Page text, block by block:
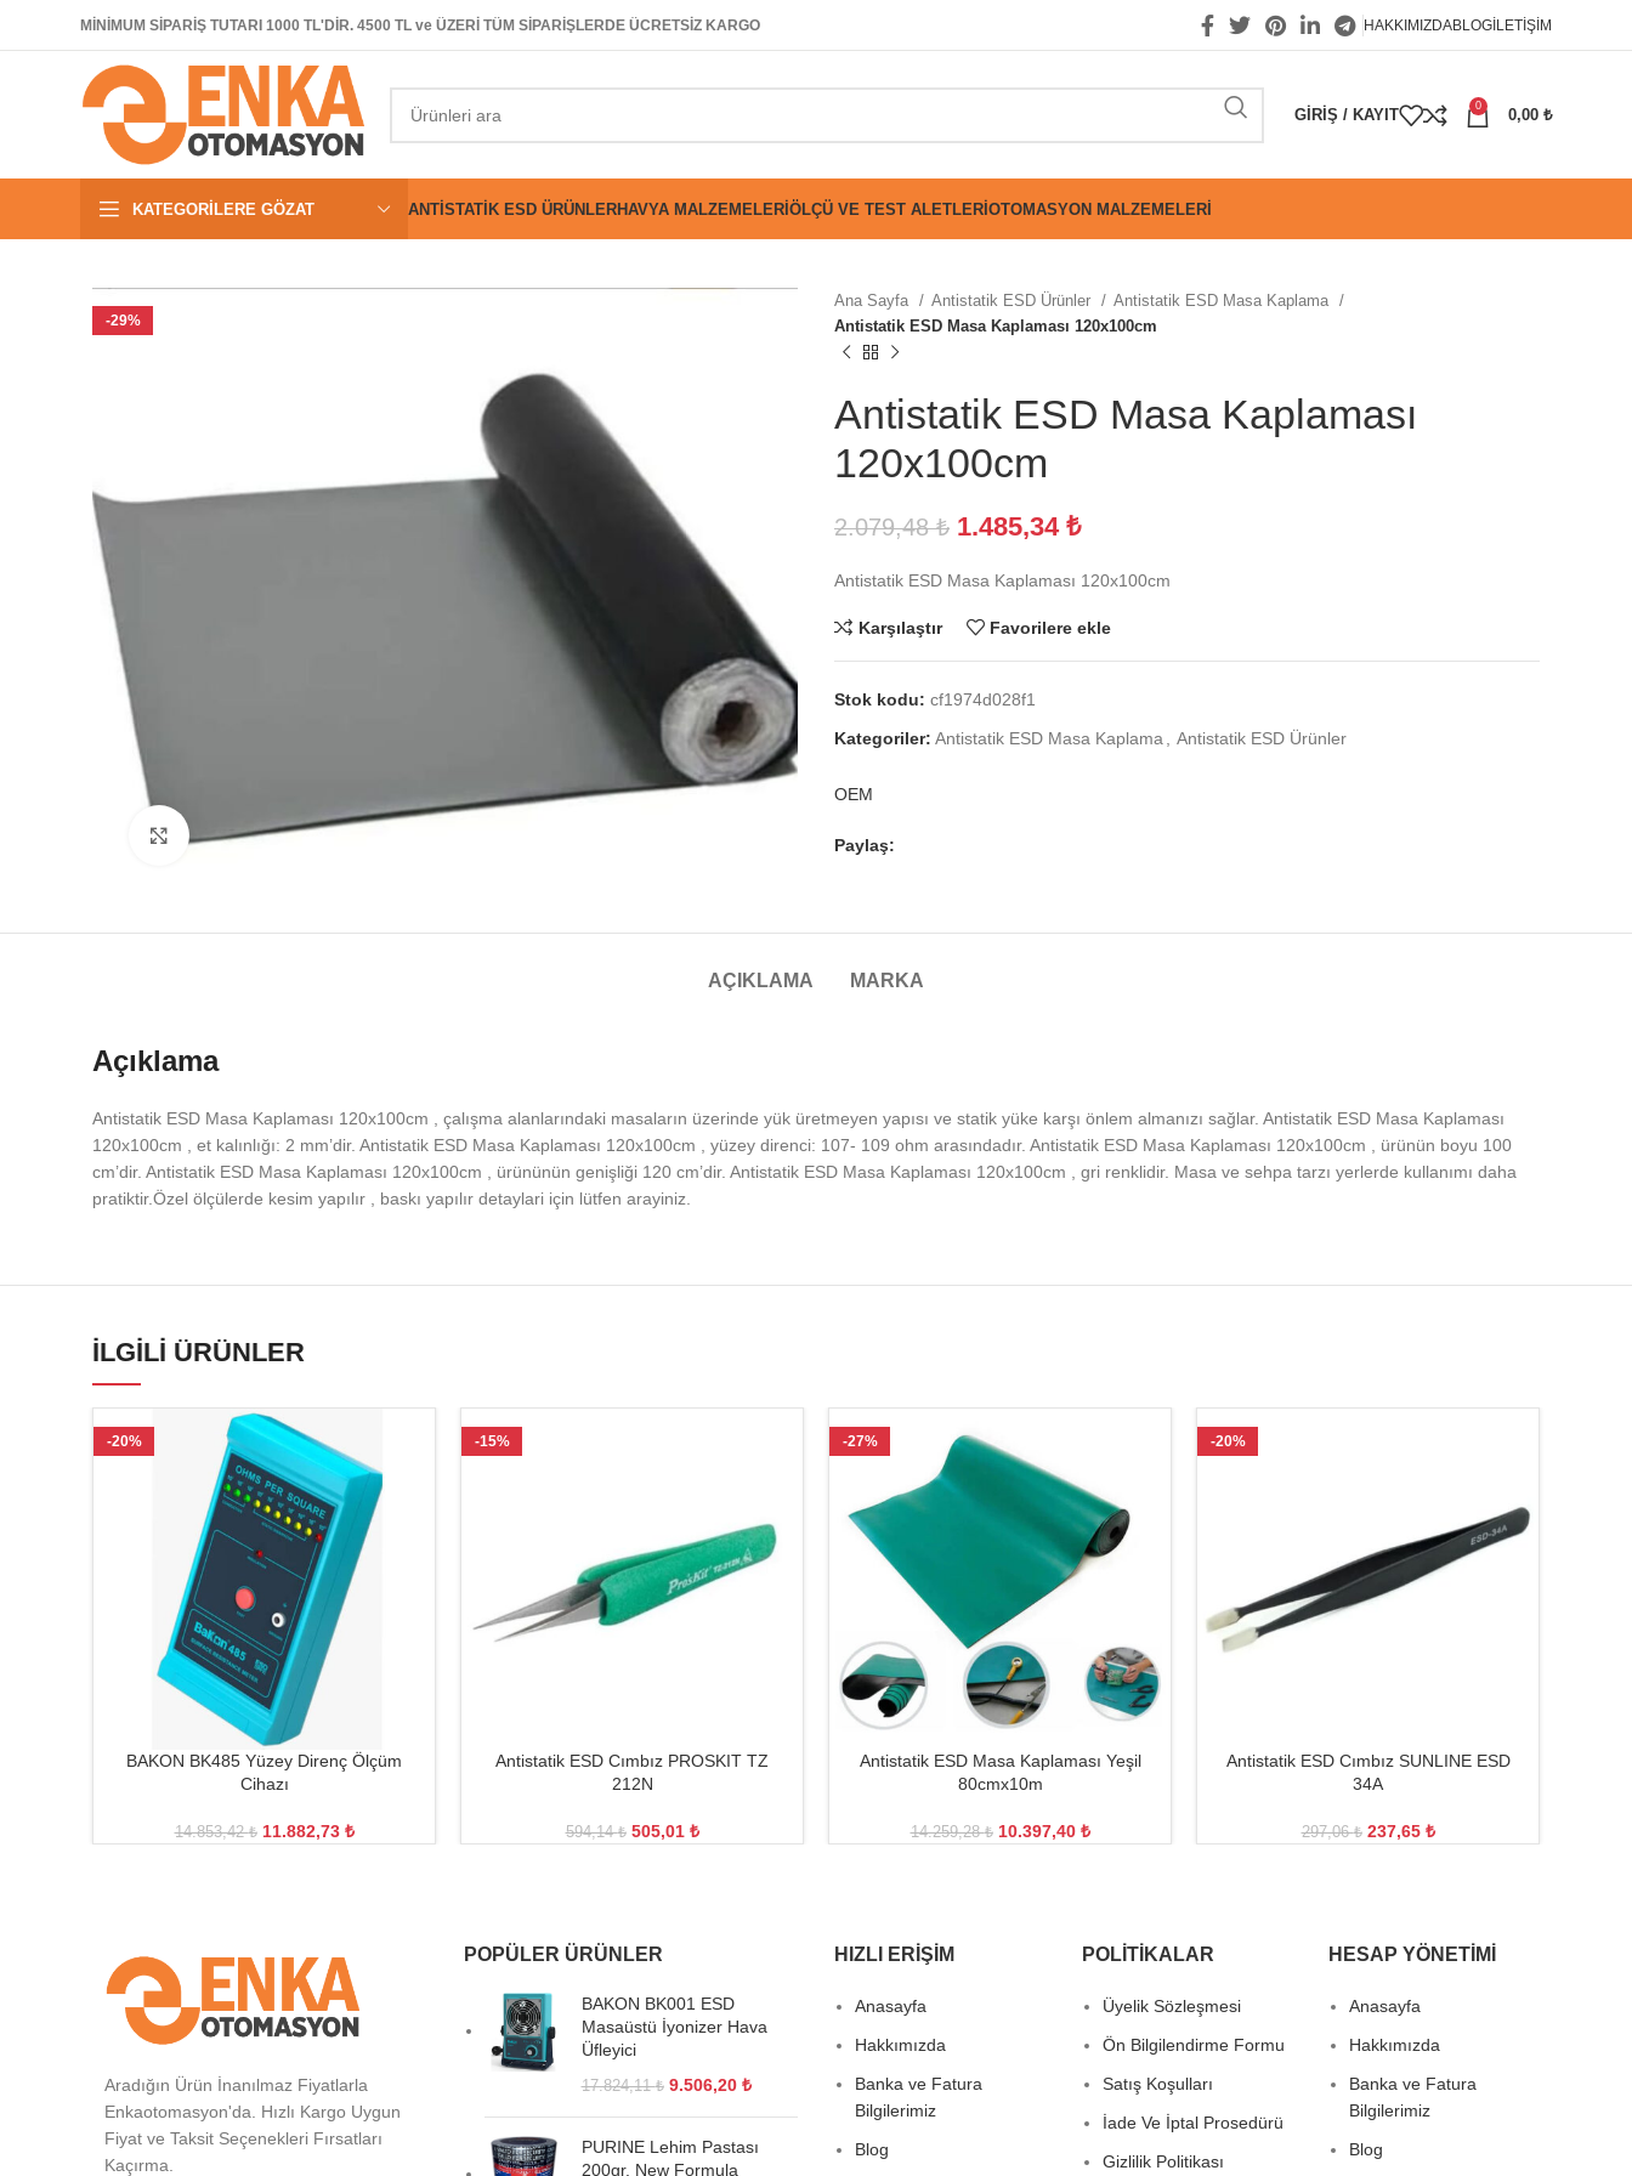
MİNİMUM SİPARİŞ TUTARI 1000 TL'DİR. 4500 TL ve ÜZERİ TÜM SİPARİŞLERDE ÜCRETSİZ KARGO HAKKIMIZDABLOGİLETIŞIM
GIRIŞ / KAYIT
0
0,00 ₺
KATEGORILERE GÖZAT ANTISTATIK ESD ÜRÜNLERHAVYA MALZEMELERIÖLÇÜ VE TEST ALETLERIOTOMASYON MALZEMELERI
-29%
Büyütmek için tıklayın
Ana Sayfa Antistatik ESD Ürünler
Antistatik ESD Masa Kaplama
Antistatik ESD Masa Kaplaması 120x100cm
Antistatik ESD Masa Kaplaması
120x100cm
2.079,48₺ 1.485,34 ₺
Antistatik ESD Masa Kaplaması 120x100cm
Karşılaştır Favorilere ekle
Stok kodu: cf1974d028f1
Kategoriler: Antistatik ESD Masa Kaplama Antistatik ESD Ürünler
OEM
Paylaş:
AÇIKLAMA MARKA
Açıklama
Antistatik ESD Masa Kaplaması 120x100cm , çalışma alanlarındaki masaların üzerinde yük üretmeyen yapısı ve statik yüke karşı önlem almanızı sağlar. Antistatik ESD Masa Kaplaması
120x100cm , et kalınlığı: 2 mm’dir. Antistatik ESD Masa Kaplaması 120x100cm , yüzey direnci: 107- 109 ohm arasındadır. Antistatik ESD Masa Kaplaması 120x100cm , ürünün boyu 100
cm’dir. Antistatik ESD Masa Kaplaması 120x100cm , ürününün genişliği 120 cm’dir. Antistatik ESD Masa Kaplaması 120x100cm , gri renklidir. Masa ve sehpa tarzı yerlerde kullanımı daha
pratiktir.Özel ölçülerde kesim yapılır , baskı yapılır detaylari için lütfen arayiniz.
İLGILI ÜRÜNLER
-20%
BAKON BK485 Yüzey Direnç Ölçüm
Cihazı
14.853,42₺ 11.882,73 ₺
-15%
Antistatik ESD Cımbız PROSKIT TZ
212N
594,14₺ 505,01 ₺
-27%
Antistatik ESD Masa Kaplaması Yeşil
80cmx10m
14.259,28₺ 10.397,40 ₺
-20%
Antistatik ESD Cımbız SUNLINE ESD
34A
297,06₺ 237,65 ₺
Aradığın Ürün İnanılmaz Fiyatlarla
Enkaotomasyon'da. Hızlı Kargo Uygun
Fiyat ve Taksit Seçenekleri Fırsatları
Kaçırma.
POPÜLER ÜRÜNLER
BAKON BK001 ESD
Masaüstü İyonizer Hava
Üfleyici
17.824,11₺ 9.506,20 ₺
PURINE Lehim Pastası
200gr. New Formula
HIZLI ERIŞIM
Anasayfa
Hakkımızda
Banka ve Fatura
Bilgilerimiz
Blog
POLITIKALAR
Üyelik Sözleşmesi
Ön Bilgilendirme Formu
Satış Koşulları
İade Ve İptal Prosedürü
Gizlilik Politikası
HESAP YÖNETIMI
Anasayfa
Hakkımızda
Banka ve Fatura
Bilgilerimiz
Blog